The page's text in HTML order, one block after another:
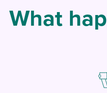
What